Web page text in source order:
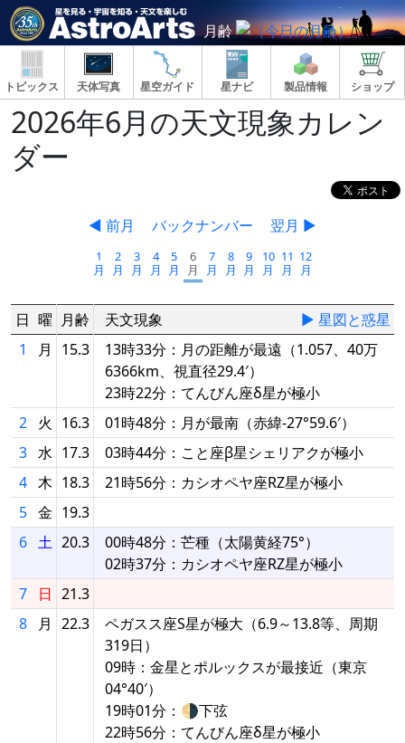
月齢
トピックス 天体写真 星空ガイド 星ナビ 製品情報 ショップ
2026年6月の天文現象カレン
ダー
◀ 前月 バックナンバー 翌月 ▶
1
月
2
月
3
月
4
月
5
月
6
月
7
月
8
月
9
月
10
月
11
月
12
月
日 曜 月齢 天文現象
▶ 星図と惑星
1
月 15.3
13時33分：月の距離が最遠（1.057、40万
6366km、視直径29.4′）
23時22分：てんびん座δ星が極小
2
火 16.3
01時48分：月が最南（赤緯-27°59.6′）
3 水 17.3
03時44分：こと座β星シェリアクが極小
4 木 18.3
21時56分：カシオペヤ座RZ星が極小
5 金 19.3
6 土 20.3
00時48分：芒種（太陽黄経75°）
02時37分：カシオペヤ座RZ星が極小
7
日 21.3
8
月 22.3
ペガスス座S星が極大（6.9～13.8等、周期
319日）
09時：金星とポルックスが最接近（東京
04°40′）
19時01分：🌗下弦
22時56分：てんびん座δ星が極小